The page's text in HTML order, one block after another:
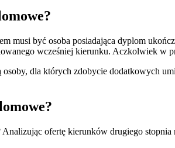
musi być osoba posiadająca dyplom
wcześniej kierunku. Aczkolwiek w
dla których zdobycie dodatkowych
ofertę kierunków drugiego stopnia